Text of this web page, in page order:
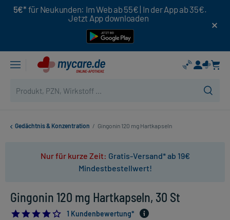
5€* für Neukunden: Im Web ab 55€ | In der App ab 35€.
Jetzt App downloaden
Gedächtnis & Konzentration / Gingonin 120 mg Hartkapseln
Nur für kurze Zeit: Gratis-Versand* ab 19€
Mindestbestellwert!
Gingonin 120 mg Hartkapseln, 30 St
4.0
1 Kundenbewertung*